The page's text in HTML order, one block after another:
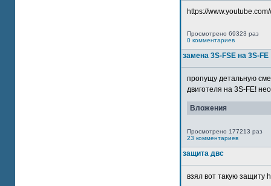
https://
Просмотрено 69323 раз
0 комментариев
замена 3S-FSE на 3S-FE
пропущу детальную
двиготеля на 3S-FE!
Вложения
Просмотрено 177213 раз
23 комментариев
защита двс
взял вот такую защиту